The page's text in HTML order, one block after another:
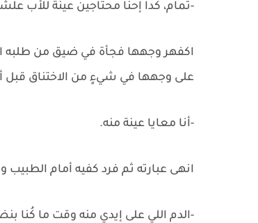
-تمام، كدا إحنا محتاجين عينة للأب
اكفهر وجهها فجأة في ضيق من طلبه
على وجهها في شيءٍ من الاختناق
-أنا معايا عينة منه.
انهى عبارته ثم فرد كفيه أمام
-الدم اللي على إيدي منه وقت ما كُنا